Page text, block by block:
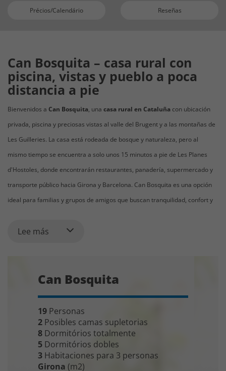
Précios/Calendário Reseñas
Can Bosquita – casa rural con
piscina, vistas y pueblo a poca
distancia a pie
Bienvenidos a Can Bosquita, una casa rural en Cataluña con ubicación
privada, piscina y preciosas vistas al valle del Brugent y a las montañas de
Les Guilleries. La casa está rodeada de bosque y naturaleza, pero al
mismo tiempo se encuentra a solo unos 15 minutos a pie de Les Planes
d'Hostoles, donde encontrarán restaurantes, panadería, supermercado y
transporte público hacia Girona y Barcelona. Can Bosquita es una opción
ideal para familias y grupos de amigos que buscan tranquilidad, confort y
Una casa auténtica de alto nivel
familiar fue cuidadosamente restaurada a partir de 2006, respetando la
arquitectura original y los detalles históricos de la casa. Hoy, Can Bosquita
es una casa rural con encanto y comodidad, donde muros de piedra, vigas
de madera y elementos originales se combinan con instalaciones
modernas. Todos los dormitorios disponen de
crean una agradable circulación de aire con efecto de aire
acondicionadodurante los días calurosos de verano.
Lee más
Can Bosquita
19 Personas
2 Posibles camas supletorias
8 Dormitórios totalmente
5 Dormitórios dobles
3 Habitaciones para 3 personas
Girona (m2)